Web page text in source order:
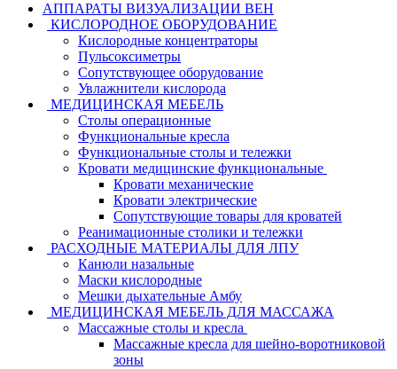
АППАРАТЫ ВИЗУАЛИЗАЦИИ ВЕН
КИСЛОРОДНОЕ ОБОРУДОВАНИЕ
Кислородные концентраторы
Пульсоксиметры
Сопутствующее оборудование
Увлажнители кислорода
МЕДИЦИНСКАЯ МЕБЕЛЬ
Столы операционные
Функциональные кресла
Функциональные столы и тележки
Кровати медицинские функциональные
Кровати механические
Кровати электрические
Сопутствующие товары для кроватей
Реанимационные столики и тележки
РАСХОДНЫЕ МАТЕРИАЛЫ ДЛЯ ЛПУ
Канюли назальные
Маски кислородные
Мешки дыхательные Амбу
МЕДИЦИНСКАЯ МЕБЕЛЬ ДЛЯ МАССАЖА
Массажные столы и кресла
Массажные кресла для шейно-воротниковой
зоны